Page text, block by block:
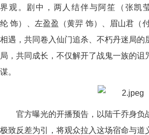
界观。剧中，两人结伴与阿笙（张凯
纶 饰）、左盈盈（黄羿 饰）、眉山君（
相遇，共同卷入仙门追杀、不朽丹迷局的
局，共同成长，不仅解开了战鬼一族的诅
谋。
官方曝光的开播预告，以陆千乔身负
极致反差为引，将观众拉入这场宿命与道